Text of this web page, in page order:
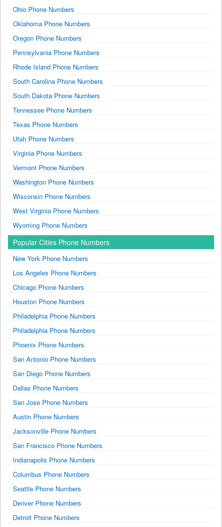
Ohio Phone Numbers
Oklahoma Phone Numbers
Oregon Phone Numbers
Pennsylvania Phone Numbers
Rhode Island Phone Numbers
South Carolina Phone Numbers
South Dakota Phone Numbers
Tennessee Phone Numbers
Texas Phone Numbers
Utah Phone Numbers
Virginia Phone Numbers
Vermont Phone Numbers
Washington Phone Numbers
Wisconsin Phone Numbers
West Virginia Phone Numbers
Wyoming Phone Numbers
Popular Cities Phone Numbers
New York Phone Numbers
Los Angeles Phone Numbers
Chicago Phone Numbers
Houston Phone Numbers
Philadelphia Phone Numbers
Philadelphia Phone Numbers
Phoenix Phone Numbers
San Antonio Phone Numbers
San Diego Phone Numbers
Dallas Phone Numbers
San Jose Phone Numbers
Austin Phone Numbers
Jacksonville Phone Numbers
San Francisco Phone Numbers
Indianapolis Phone Numbers
Columbus Phone Numbers
Seattle Phone Numbers
Denver Phone Numbers
Detroit Phone Numbers